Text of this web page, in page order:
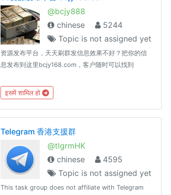
@bcjy888
chinese
5244
Topic is not assigned yet
资源发布平台，天天刷群发信息效果不好？把你的信
息发布到这里bcjy168.com，客户随时可以找到
इसमें शामिल हो
Telegram 香港支援群
@tlgrmHK
chinese
4595
Topic is not assigned yet
This task group does not affiliate with Telegram